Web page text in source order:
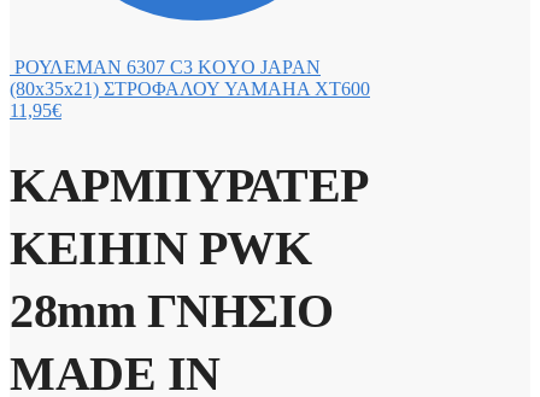
ΡΟΥΛΕΜΑΝ 6307 C3 KOYO JAPAN
(80x35x21) ΣΤΡΟΦΑΛΟΥ YAMAHA XT600
11,95€
ΚΑΡΜΠΥΡΑΤΕΡ
KEIHIN PWK
28mm ΓΝΗΣΙΟ
MADE IN